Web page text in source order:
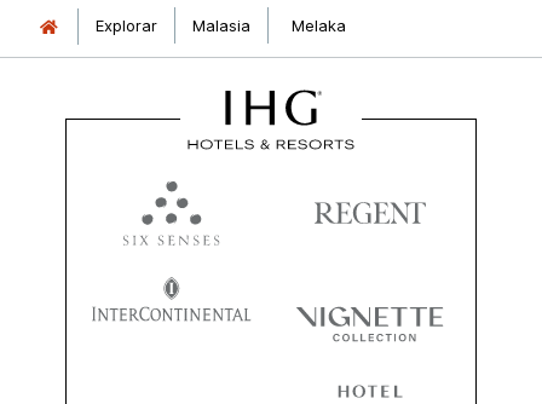
Explorar Malasia Melaka